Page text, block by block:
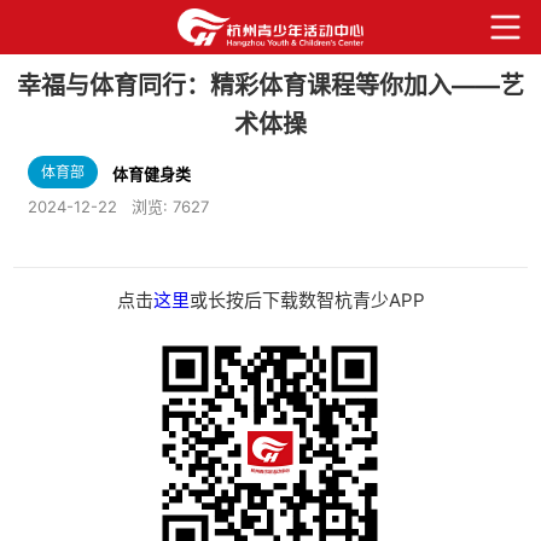
幸福与体育同行：精彩体育课程等你加入——艺
术体操
体育部
体育健身类
2024-12-22
浏览: 7627
点击这里或长按后下载数智杭青少APP